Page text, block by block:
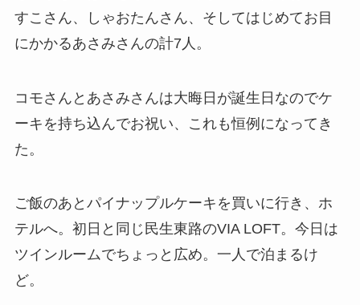
すこさん、しゃおたんさん、そしてはじめてお目
にかかるあさみさんの計7人。
コモさんとあさみさんは大晦日が誕生日なのでケ
ーキを持ち込んでお祝い、これも恒例になってき
た。
ご飯のあとパイナップルケーキを買いに行き、ホ
テルへ。初日と同じ民生東路のVIA LOFT。今日は
ツインルームでちょっと広め。一人で泊まるけ
ど。